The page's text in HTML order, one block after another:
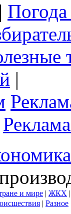
|
|
и мире | ЖКХ
| Разное